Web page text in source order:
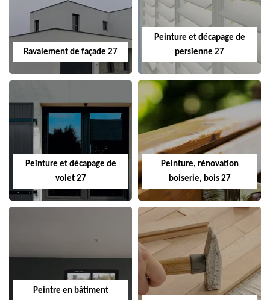
Ravalement de façade 27
Peinture et décapage de
persienne 27
Peinture et décapage de
volet 27
Peinture, rénovation
boiserie, bois 27
Peintre en bâtiment